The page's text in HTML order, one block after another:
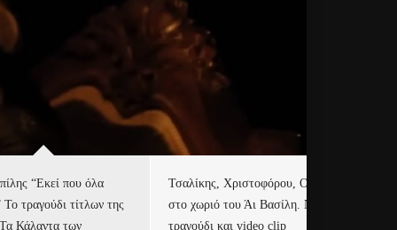
“Εκεί που όλα
Το τραγούδι τίτλων της
Κάλαντα των
Τσαλίκης, Χριστοφόρου, ONE
στο χωριό του Άι Βασίλη. Νέο
τραγούδι και video clip